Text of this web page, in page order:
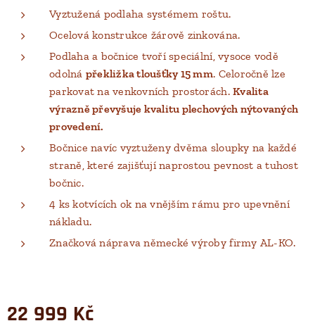
Vyztužená podlaha systémem roštu.
Ocelová konstrukce žárově zinkována.
Podlaha a bočnice tvoří speciální, vysoce vodě
odolná překližka tloušťky 15 mm. Celoročně lze
parkovat na venkovních prostorách.Kvalita
výrazně převyšuje kvalitu plechových nýtovaných
provedení.
Bočnice navíc vyztuženy dvěma sloupky na každé
straně, které zajišťují naprostou pevnost a tuhost
bočnic.
4 ks kotvících ok na vnějším rámu pro upevnění
nákladu.
Značková náprava německé výroby firmy AL-KO.
22 999 Kč